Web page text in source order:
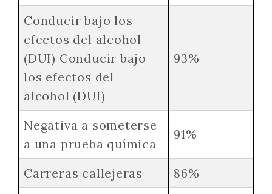
Conducir bajo los
efectos del alcohol
(DUI) Conducir bajo
los efectos del
alcohol (DUI)
93%
Negativa a someterse
a una prueba química
91%
Carreras callejeras 86%